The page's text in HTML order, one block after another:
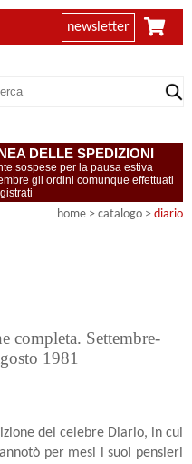
newsletter
DELLE SPEDIZIONI
sospese per la pausa estiva
gli ordini comunque effettuati
home > catalogo > diario
completa. Settembre-
1981
del celebre Diario, in cui
per mesi i suoi pensieri